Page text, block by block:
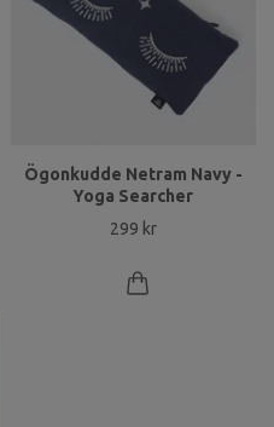
Ögonkudde Netram Navy -
Yoga Searcher
299 kr